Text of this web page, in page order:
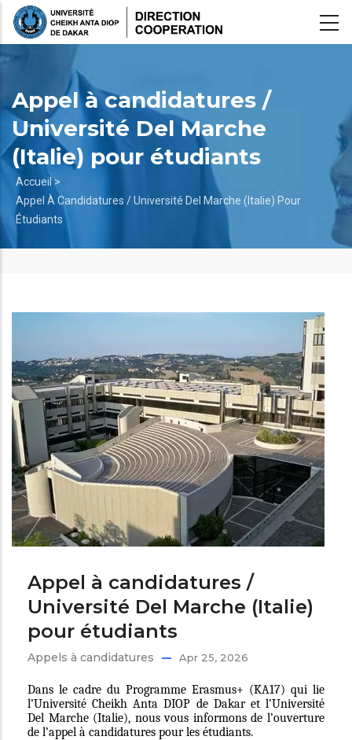
Aller
Appel à candidatures /
Université Del Marche
(Italie) pour étudiants
Fil
d'Ariane
Accueil >
Appel À Candidatures / Université Del Marche (Italie) Pour
Étudiants
Appel à candidatures /
Université Del Marche (Italie)
pour étudiants
Appels à candidatures Apr 25, 2026
Dans le cadre du Programme Erasmus+ (KA17) qui lie
l’Université Cheikh Anta DIOP de Dakar et l’Université
Del Marche (Italie), nous vous informons de l’ouverture
de l’appel à candidatures pour les étudiants.